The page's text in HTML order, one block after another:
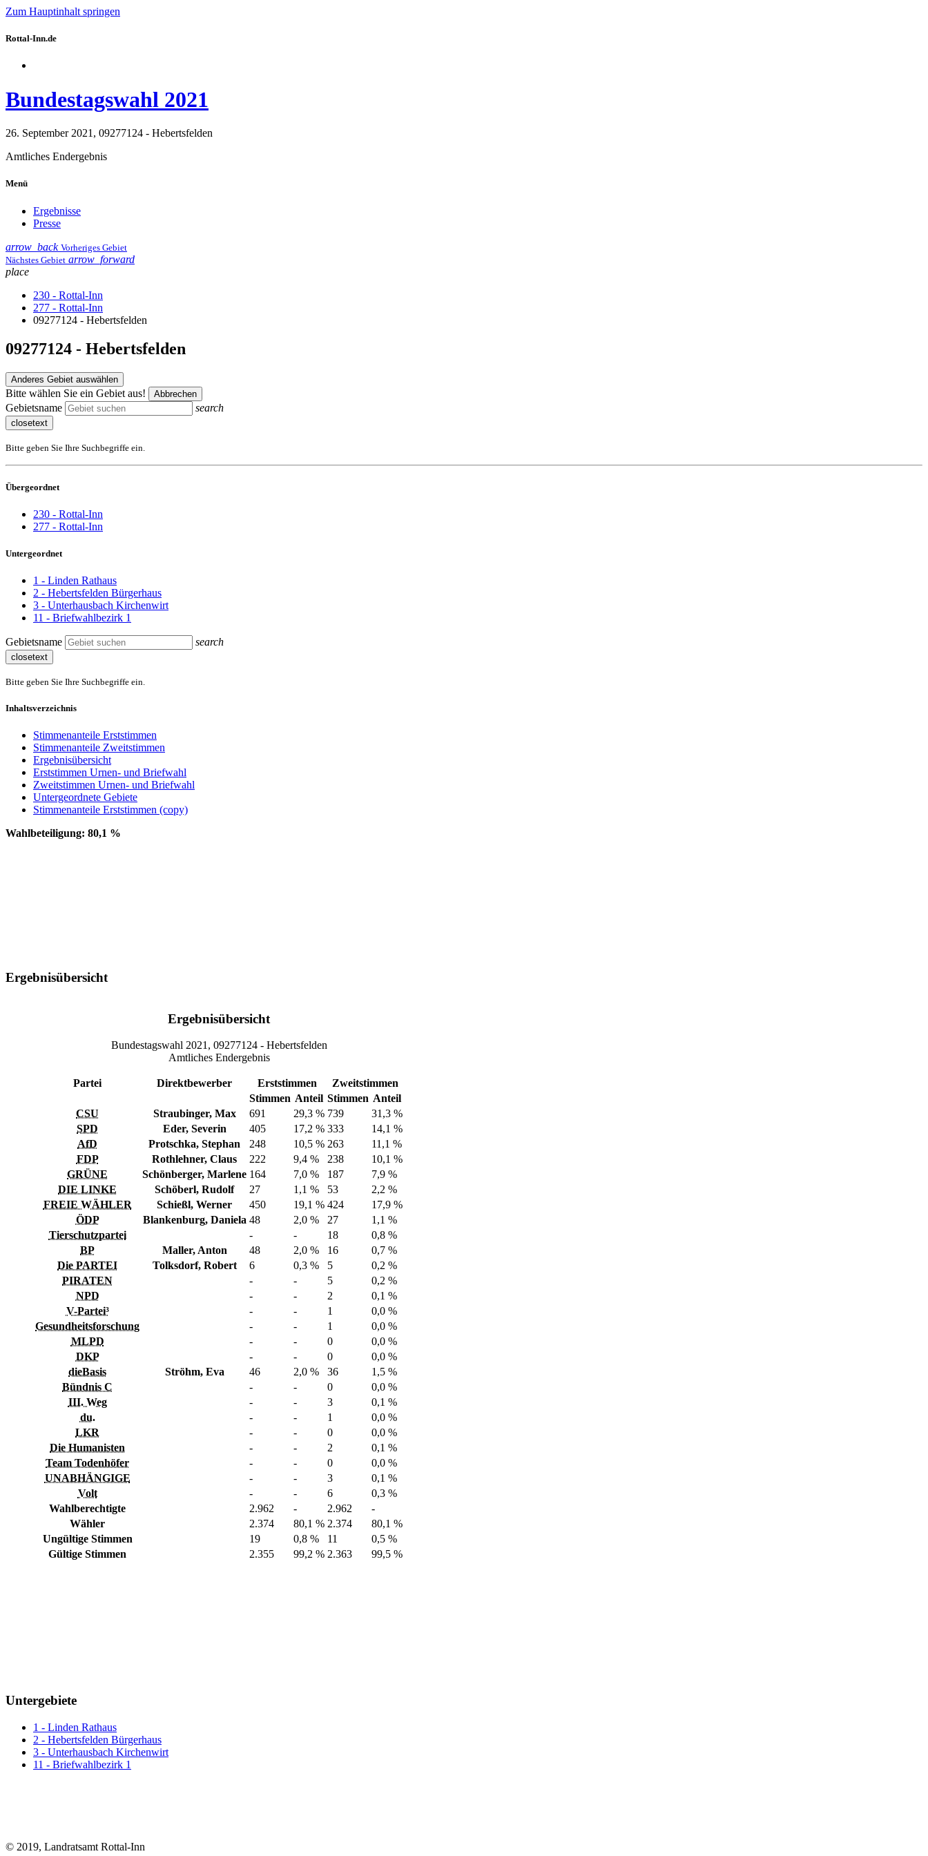
Zum Hauptinhalt springen
Rottal-Inn.de
Bundestagswahl 2021
26. September 2021, 09277124 - Hebertsfelden
Amtliches Endergebnis
Menü
Ergebnisse
Presse
arrow_back Vorheriges Gebiet
Nächstes Gebiet arrow_forward
place
230 - Rottal-Inn
277 - Rottal-Inn
09277124 - Hebertsfelden
09277124 - Hebertsfelden
Anderes Gebiet auswählen
Bitte wählen Sie ein Gebiet aus! Abbrechen
Gebietsname search
closetext
Bitte geben Sie Ihre Suchbegriffe ein.
Übergeordnet
230 - Rottal-Inn
277 - Rottal-Inn
Untergeordnet
1 - Linden Rathaus
2 - Hebertsfelden Bürgerhaus
3 - Unterhausbach Kirchenwirt
11 - Briefwahlbezirk 1
Gebietsname search
closetext
Bitte geben Sie Ihre Suchbegriffe ein.
Inhaltsverzeichnis
Stimmenanteile Erststimmen
Stimmenanteile Zweitstimmen
Ergebnisübersicht
Erststimmen Urnen- und Briefwahl
Zweitstimmen Urnen- und Briefwahl
Untergeordnete Gebiete
Stimmenanteile Erststimmen (copy)
Wahlbeteiligung: 80,1 %
Ergebnisübersicht
Ergebnisübersicht
Bundestagswahl 2021, 09277124 - Hebertsfelden
Amtliches Endergebnis
Partei Direktbewerber Erststimmen
Zweitstimmen
Stimmen Anteil Stimmen Anteil
CSU
Straubinger, Max 691 29,3 % 739
31,3 %
SPD
Eder, Severin 405 17,2 % 333
14,1 %
AfD
Protschka, Stephan 248 10,5 % 263
11,1 %
FDP
Rothlehner, Claus 222 9,4 % 238
10,1 %
GRÜNE
Schönberger, Marlene 164 7,0 % 187
7,9 %
DIE LINKE
Schöberl, Rudolf 27 1,1 % 53
2,2 %
FREIE WÄHLER
Schießl, Werner 450 19,1 % 424
17,9 %
ÖDP
Blankenburg, Daniela 48 2,0 % 27
1,1 %
Tierschutzpartei
- - 18
0,8 %
BP
Maller, Anton 48 2,0 % 16
0,7 %
Die PARTEI
Tolksdorf, Robert 6 0,3 % 5
0,2 %
PIRATEN
- - 5
0,2 %
NPD
- - 2
0,1 %
V-Partei³
- - 1
0,0 %
Gesundheitsforschung
- - 1
0,0 %
MLPD
- - 0
0,0 %
DKP
- - 0
0,0 %
dieBasis
Ströhm, Eva 46 2,0 % 36
1,5 %
Bündnis C
- - 0
0,0 %
III. Weg
- - 3
0,1 %
du.
- - 1
0,0 %
LKR
- - 0
0,0 %
Die Humanisten
- - 2
0,1 %
Team Todenhöfer
- - 0
0,0 %
UNABHÄNGIGE
- - 3
0,1 %
Volt
- - 6
0,3 %
Wahlberechtigte
2.962 - 2.962
-
Wähler
2.374 80,1 % 2.374
80,1 %
Ungültige Stimmen
19 0,8 % 11
0,5 %
Gültige Stimmen
2.355 99,2 % 2.363 99,5 %
Untergebiete
1 - Linden Rathaus
2 - Hebertsfelden Bürgerhaus
3 - Unterhausbach Kirchenwirt
11 - Briefwahlbezirk 1
© 2019, Landratsamt Rottal-Inn